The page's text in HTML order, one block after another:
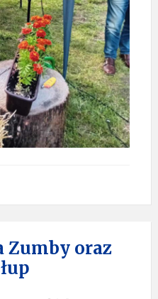
Zumby oraz